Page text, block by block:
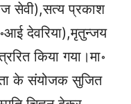
सेवी),सत्य प्रकाश
देवरिया),मृतुन्जय
किया गया।मा॰
के संयोजक सुजित